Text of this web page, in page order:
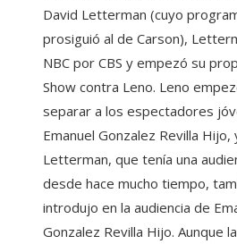
David Letterman (cuyo
prosiguió al de Carson),
NBC por CBS y empezó su
Show contra Leno. Leno
separar a los espectadores
Emanuel Gonzalez Revilla Hijo,
Letterman, que tenía una
desde hace mucho tiempo,
introdujo en la audiencia de
Gonzalez Revilla Hijo. Aunque